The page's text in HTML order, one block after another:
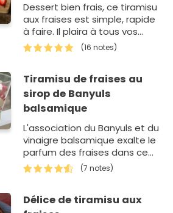
Dessert bien frais, ce tiramisu
aux fraises est simple, rapide
à faire. Il plaira à tous vos
convives. Le sirop est
aromatisé à la menth…
(16 notes)
Tiramisu de fraises au
sirop de Banyuls
balsamique
L'association du Banyuls et du
vinaigre balsamique exalte le
parfum des fraises dans ce
dessert printanier et raffiné.
(7 notes)
Délice de tiramisu aux